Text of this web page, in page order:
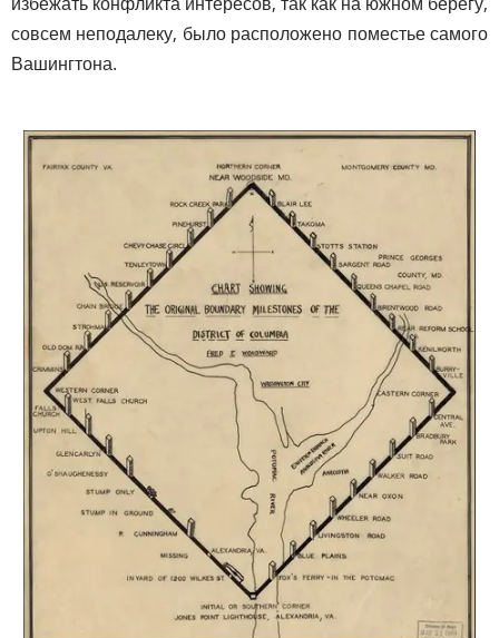
совсем неподалеку, было расположено поместье самого
Вашингтона.